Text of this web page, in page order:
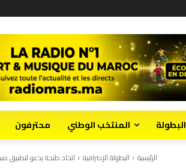
البطولة المنتخب الوطني محترفون
الرئيسية البطولة الإحترافية اتحاد طنجة يدعو لتطبيق